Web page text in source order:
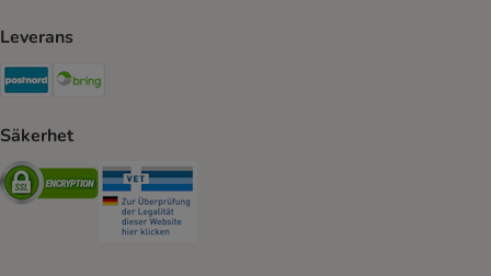
Leverans
Postnord Shipping Method
Säkerhet
Security